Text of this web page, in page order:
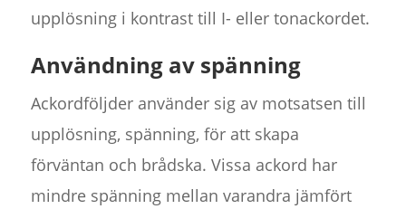
upplösning i kontrast till I- eller tonackordet.
Användning av spänning
Ackordföljder använder sig av motsatsen till
upplösning, spänning, för att skapa
förväntan och brådska. Vissa ackord har
mindre spänning mellan varandra jämfört